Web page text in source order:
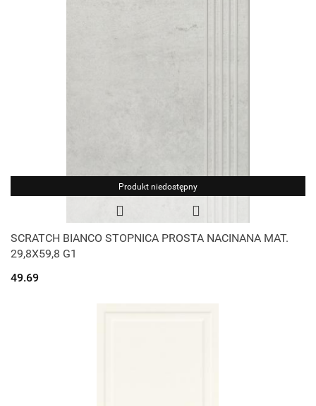
Produkt niedostępny
SCRATCH BIANCO STOPNICA PROSTA NACINANA MAT.
29,8X59,8 G1
49.69